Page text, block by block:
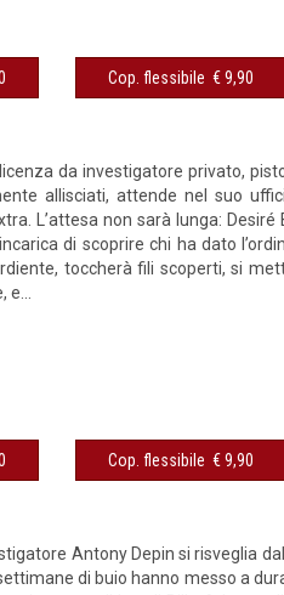
Cop. flessibile € 9,90
da investigatore privato,
allisciati, attende nel suo
L’attesa non sarà lunga:
di scoprire chi ha dato
toccherà fili scoperti, si
Cop. flessibile € 9,90
Antony Depin si risveglia
di buio hanno messo a